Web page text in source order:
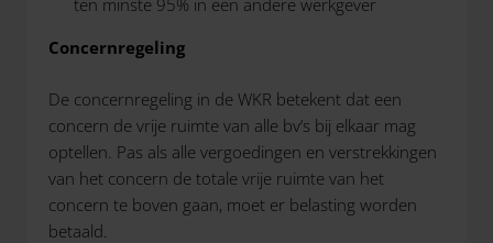
ten minste 95% in een andere werkgever
Concernregeling
De concernregeling in de WKR betekent dat een
concern de vrije ruimte van alle bv’s bij elkaar mag
optellen. Pas als alle vergoedingen en verstrekkingen
van het concern de totale vrije ruimte van het
concern te boven gaan, moet er belasting worden
betaald.